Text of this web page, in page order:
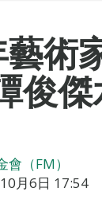
術
俊傑
會（FM）
月6日 17:54